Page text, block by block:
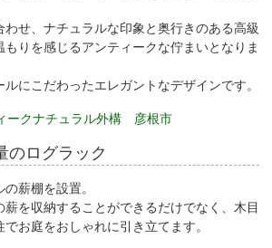
わせ、ナチュラルな印象と奥行きのある高級
りを感じるアンティークな佇まいとなりま
にこだわったエレガントなデザインです。
のログラック
薪棚を設置。
薪を収納することができるだけでなく、木目
お庭をおしゃれに引き立てます。